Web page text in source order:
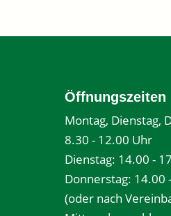
Öffnungszeiten
Montag, Dienstag,
8.30 - 12.00 Uhr
Dienstag: 14.00 -
Donnerstag: 14.00
(oder nach